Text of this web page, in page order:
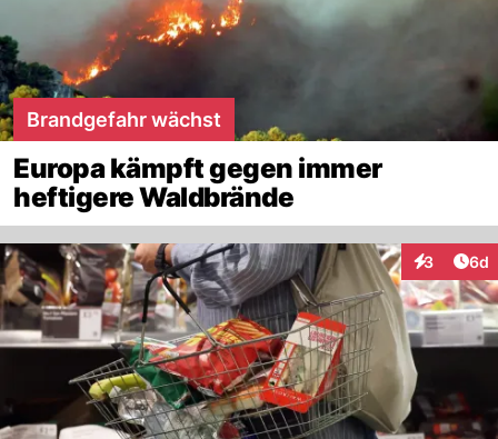
Brandgefahr wächst
Europa kämpft gegen immer
heftigere Waldbrände
3 6d